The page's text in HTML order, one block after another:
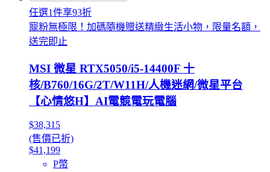
任選1件享93折
寵粉無極限！加碼隨機贈送精緻生活小物，限量名額，
送完即止
MSI 微星 RTX5050/i5-14400F 十
核/B760/16G/2T/W11H/人機迷網/微星平台
【心情悠H】AI電競電玩電腦
$38,315
(售價已折)
$41,199
P幣